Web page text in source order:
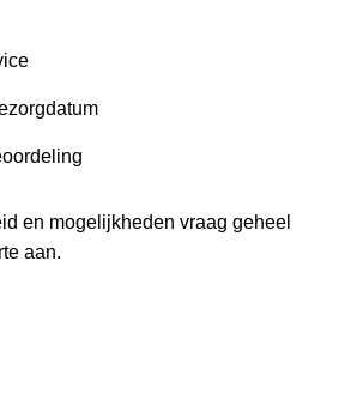
en mogelijkheden vraag geheel
aan.